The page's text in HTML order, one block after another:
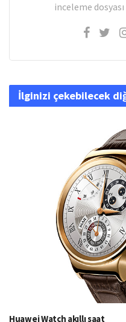
inceleme
İlginizi çekebilecek
Huawei Watch akıllı saat